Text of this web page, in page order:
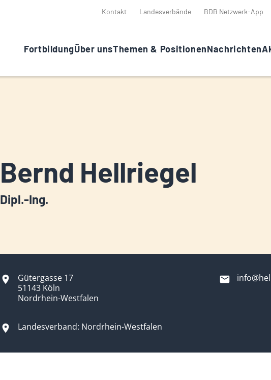
Kontakt Landesverbände BDB Netzwerk-App
FortbildungÜber unsThemen & PositionenNachrichten
Bernd Hellriegel
Dipl.-Ing.
Gütergasse 17
51143 Köln
Nordrhein-Westfalen
Landesverband: Nordrhein-Westfalen